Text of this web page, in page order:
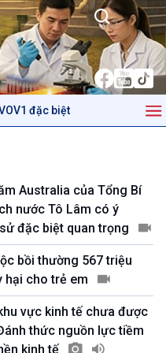
đặc biệt
Mùa vàng
Biển đảo Việt Nam
Tâm tình biên giới và hải
đảo
Tìm hiểu biển, đảo Việt
Nam
nhìn VOV1
Bình luận
Australia của Tổng Bí
nước Tô Lâm có ý
đặc biệt quan trọng
bồi thường 567 triệu
hại cho trẻ em
vực kinh tế chưa được
thức nguồn lực tiềm
kinh tế